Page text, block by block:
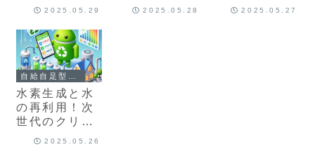
2025.05.29 2025.05.28 2025.05.27
水素生成と水
の再利用！次
世代のクリー
ンエネルギー
2025.05.26